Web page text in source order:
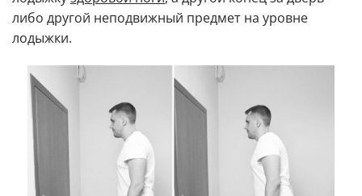
либо другой неподвижный предмет на уровне
лодыжки.